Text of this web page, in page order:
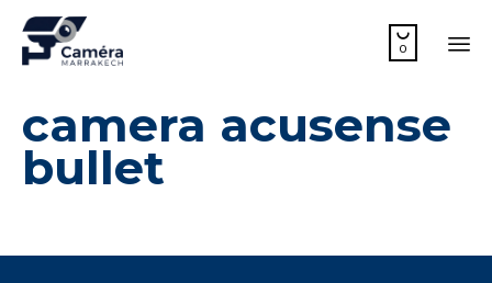

0
camera acusense
bullet